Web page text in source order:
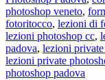
photoshop veneto,
fotoritocco, lezioni di
lezioni photoshop cc,
padova, lezioni
lezioni private
photoshop padova